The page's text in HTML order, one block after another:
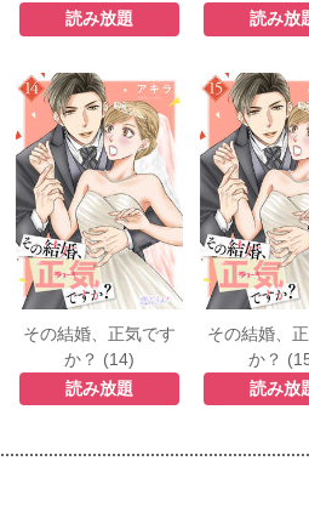
読み放題
読み放
その結婚、正気です
か？ (14)
読み放題
その結婚、
か？
読み放